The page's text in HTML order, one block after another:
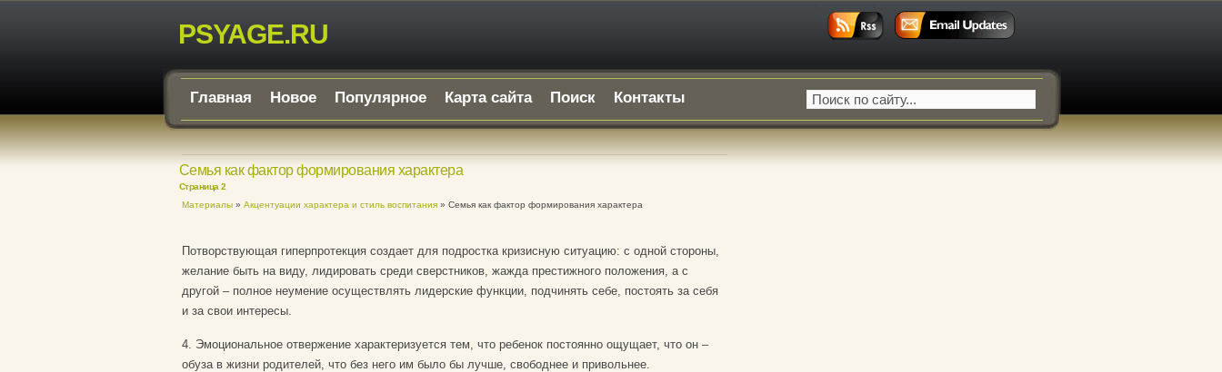
PSYAGE.RU
Главная Новое Популярное Карта сайта Поиск Контакты
Семья как фактор формирования характера
Страница 2
Материалы» Акцентуации характера и стиль воспитания» Семья как фактор формирования характера
Потворствующая гиперпротекция создает для подростка кризисную ситуацию: с одной стороны,
желание быть на виду, лидировать среди сверстников, жажда престижного положения, а с
другой – полное неумение осуществлять лидерские функции, подчинять себе, постоять за себя
и за свои интересы.
4. Эмоциональное отвержение характеризуется тем, что ребенок постоянно ощущает, что он –
обуза в жизни родителей, что без него им было бы лучше, свободнее и привольнее.